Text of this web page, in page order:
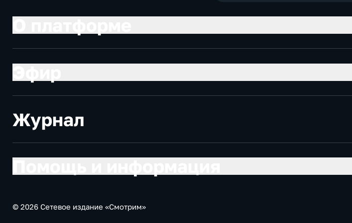
Журнал
© 2026 Сетевое издание «Смотрим»